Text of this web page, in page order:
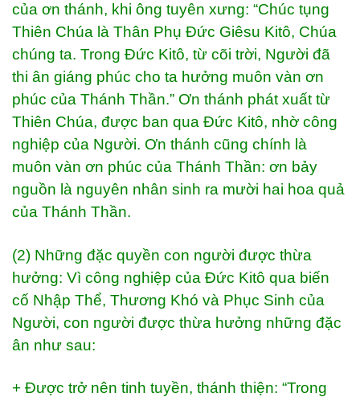
của ơn thánh, khi ông tuyên xưng: “Chúc tụng
Thiên Chúa là Thân Phụ Đức Giêsu Kitô, Chúa
chúng ta. Trong Đức Kitô, từ cõi trời, Người đã
thi ân giáng phúc cho ta hưởng muôn vàn ơn
phúc của Thánh Thần.” Ơn thánh phát xuất từ
Thiên Chúa, được ban qua Đức Kitô, nhờ công
nghiệp của Người. Ơn thánh cũng chính là
muôn vàn ơn phúc của Thánh Thần: ơn bảy
nguồn là nguyên nhân sinh ra mười hai hoa quả
của Thánh Thần.
(2) Những đặc quyền con người được thừa
hưởng: Vì công nghiệp của Đức Kitô qua biến
cố Nhập Thể, Thương Khó và Phục Sinh của
Người, con người được thừa hưởng những đặc
ân như sau:
+ Được trở nên tinh tuyền, thánh thiện: “Trong